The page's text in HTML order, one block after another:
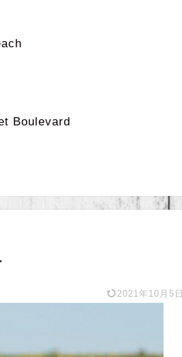
Boulevard
2021年10月5日